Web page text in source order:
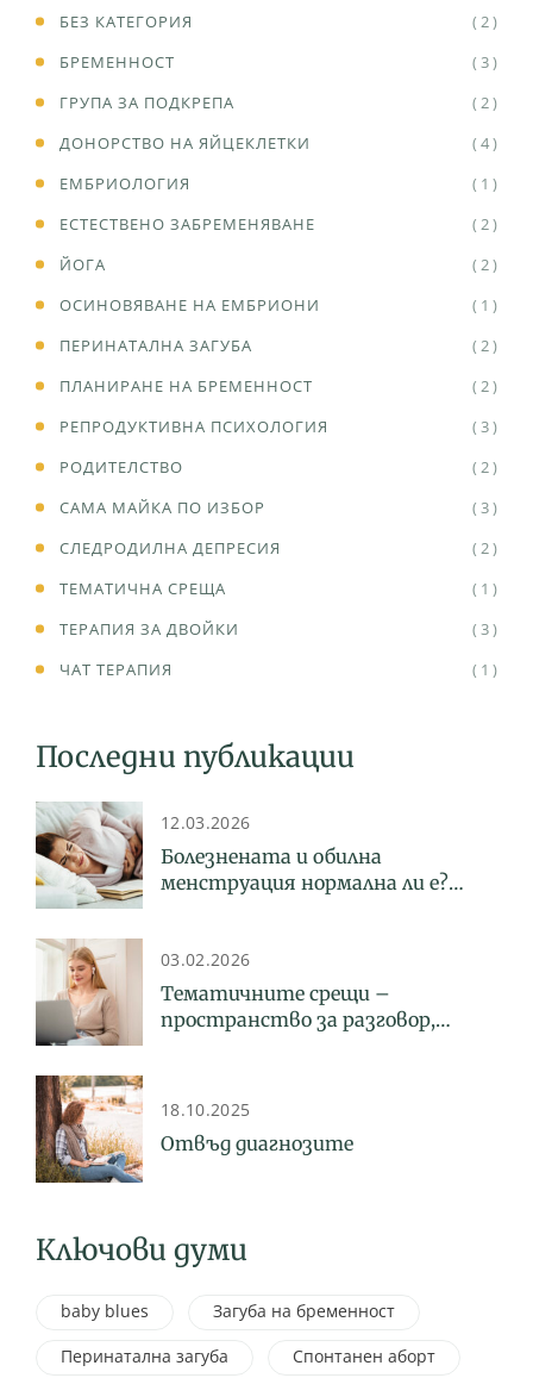
БЕЗ КАТЕГОРИЯ
( 2 )
БРЕМЕННОСТ
( 3 )
ГРУПА ЗА ПОДКРЕПА
( 2 )
ДОНОРСТВО НА ЯЙЦЕКЛЕТКИ
( 4 )
ЕМБРИОЛОГИЯ
( 1 )
ЕСТЕСТВЕНО ЗАБРЕМЕНЯВАНЕ
( 2 )
ЙОГА
( 2 )
ОСИНОВЯВАНЕ НА ЕМБРИОНИ
( 1 )
ПЕРИНАТАЛНА ЗАГУБА
( 2 )
ПЛАНИРАНЕ НА БРЕМЕННОСТ
( 2 )
РЕПРОДУКТИВНА ПСИХОЛОГИЯ
( 3 )
РОДИТЕЛСТВО
( 2 )
САМА МАЙКА ПО ИЗБОР
( 3 )
СЛЕДРОДИЛНА ДЕПРЕСИЯ
( 2 )
ТЕМАТИЧНА СРЕЩА
( 1 )
ТЕРАПИЯ ЗА ДВОЙКИ
( 3 )
ЧАТ ТЕРАПИЯ
( 1 )
Последни публикации
Болезнената и обилна
менструация нормална ли е?
12.03.2026
Тематичните срещи –
пространство за разговор,
03.02.2026
Отвъд диагнозите
18.10.2025
Ключови думи
baby blues
Загуба на бременност
Перинатална загуба
Спонтанен аборт